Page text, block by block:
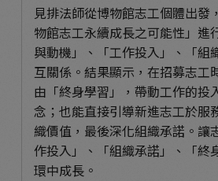
見排法師從博物館志工個體出發
物館志工永續成長之可能性」進
與動機」、「工作投入」、「組
互關係。結果顯示，在招募志工
由「終身學習」，帶動工作的投
念；也能直接引導新進志工於服
織價值，最後深化組織承諾。讓
作投入」、「組織承諾」、「終
環中成長。